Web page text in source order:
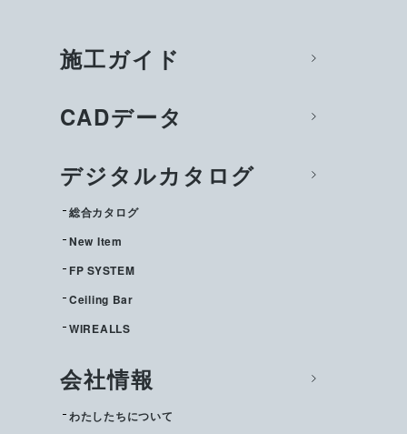
施工ガイド
CADデータ
デジタルカタログ
総合カタログ
New Item
FP SYSTEM
Ceiling Bar
WIREALLS
会社情報
わたしたちについて